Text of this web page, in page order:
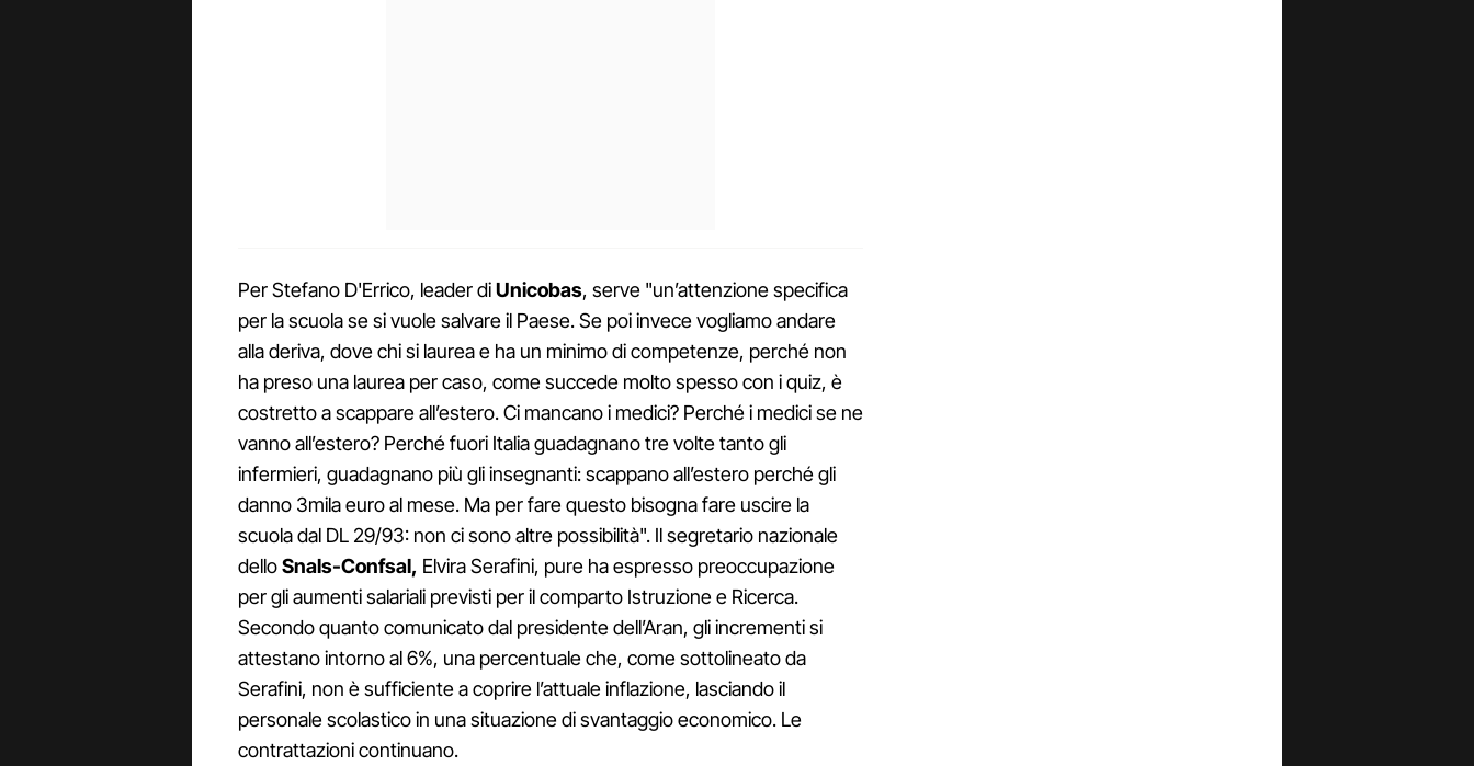
Per Stefano D'Errico, leader diUnicobas, serve "un’attenzione specifica
per la scuola se si vuole salvare il Paese. Se poi invece vogliamo andare
alla deriva, dove chi si laurea e ha un minimo di competenze, perché non
ha preso una laurea per caso, come succede molto spesso con i quiz, è
costretto a scappare all’estero. Ci mancano i medici? Perché i medici se ne
vanno all’estero? Perché fuori Italia guadagnano tre volte tanto gli
infermieri, guadagnano più gli insegnanti: scappano all’estero perché gli
danno 3mila euro al mese. Ma per fare questo bisogna fare uscire la
scuola dal DL 29/93: non ci sono altre possibilità". Il segretario nazionale
delloSnals-Confsal, Elvira Serafini, pure ha espresso preoccupazione
per gli aumenti salariali previsti per il comparto Istruzione e Ricerca.
Secondo quanto comunicato dal presidente dell’Aran, gli incrementi si
attestano intorno al 6%, una percentuale che, come sottolineato da
Serafini, non è sufficiente a coprire l’attuale inflazione, lasciando il
personale scolastico in una situazione di svantaggio economico. Le
contrattazioni continuano.